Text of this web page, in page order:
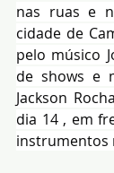
nas ruas e
cidade de
pelo músico
de shows e
Jackson
dia 14 , em
instrumentos